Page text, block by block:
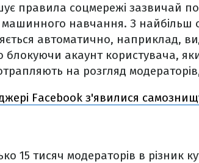
правила соцмережі зазвичай
машинного навчання. З найбільш
автоматично, наприклад,
акаунт користувача,
на розгляд
Facebook з'явилися
15 тисяч модераторів в різник